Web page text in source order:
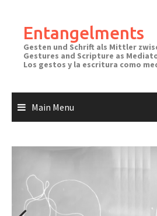
contentEntangelments
Gesten und Schrift als Mittler
Gestures and Scripture as
Los gestos y la escritura como
Main Menu